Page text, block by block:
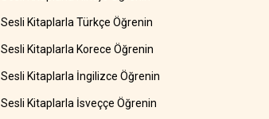
Sesli Kitaplarla Türkçe Öğrenin
Sesli Kitaplarla Korece Öğrenin
Sesli Kitaplarla İngilizce Öğrenin
Sesli Kitaplarla İsveççe Öğrenin